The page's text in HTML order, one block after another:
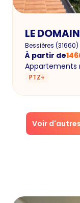
LE
Bessières (31660)
À partir de
Appartements
PTZ+
Voir